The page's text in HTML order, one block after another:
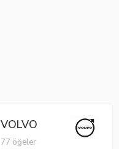
VOLVO
77 öğeler